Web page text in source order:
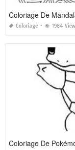
Coloriage De
Coloriage 1984
Coloriage De